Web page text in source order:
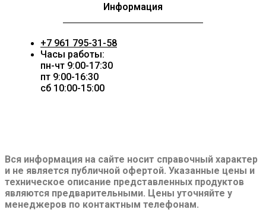
Информация
+7 961 795-31-58
Часы работы:
пн-чт 9:00-17:30
пт 9:00-16:30
сб 10:00-15:00
Вся информация на сайте носит справочный характер
и не является публичной офертой. Указанные цены и
техническое описание представленных продуктов
являются предварительными. Цены уточняйте у
менеджеров по контактным телефонам.